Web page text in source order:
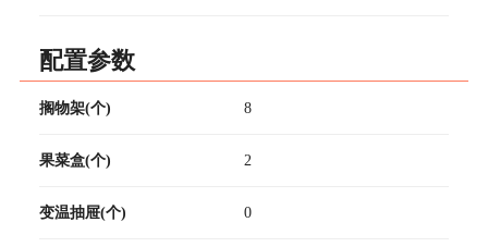
配置参数
搁物架(个) 8
果菜盒(个) 2
变温抽屉(个) 0